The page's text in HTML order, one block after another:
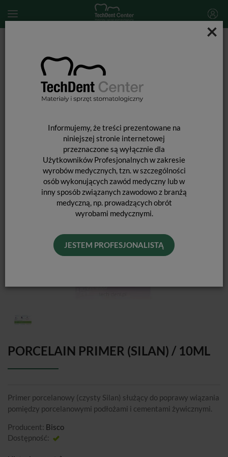
×
Informujemy, że treści prezentowane na
niniejszej stronie internetowej
przeznaczone są wyłącznie dla
Użytkowników Profesjonalnych w zakresie
wyrobów medycznych, tzn. w szczególności
osób wykonujących zawód medyczny lub w
inny sposób związanych zawodowo z branżą
medyczną, np. prowadzących obrót
wyrobami medycznymi.
JESTEM PROFESJONALISTĄ
Porcelain Primer (Silan) / 10ml
PORCELAIN PRIMER (SILAN) / 10ML
Primer porcelanowy (czysty Silan) służący do poprawy wiązania
pomiędzy porcelanowymi podłożami i cementami żywicznymi.
Producent: Bisco
Dostępność: